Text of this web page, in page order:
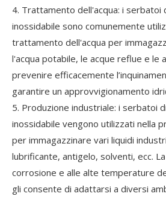
4. Trattamento dell'acqua: i serbatoi
inossidabile sono comunemente
trattamento dell'acqua per
l'acqua potabile, le acque reflue e le
prevenire efficacemente
garantire un approvvigionamento
5. Produzione industriale: i serbatoi
inossidabile vengono utilizzati nella
per immagazzinare vari liquidi
lubrificante, antigelo, solventi, ecc.
corrosione e alle alte temperature
gli consente di adattarsi a diversi